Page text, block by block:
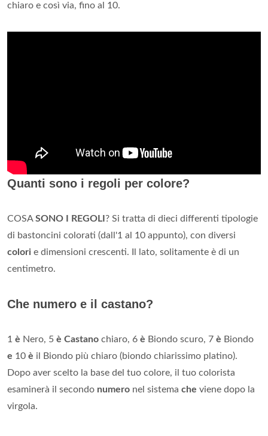
chiaro e così via, fino al 10.
Quanti sono i regoli per colore?
COSASONO I REGOLI ? Si tratta di dieci differenti tipologie
di bastoncini colorati (dall'1 al 10 appunto), con diversi
colori e dimensioni crescenti. Il lato, solitamente è di un
centimetro.
Che numero e il castano?
1 è Nero, 5 è Castano chiaro, 6 è Biondo scuro, 7 è Biondo
e 10 è il Biondo più chiaro (biondo chiarissimo platino).
Dopo aver scelto la base del tuo colore, il tuo colorista
esaminerà il secondo numero nel sistema che viene dopo la
virgola.